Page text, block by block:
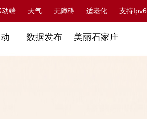
动端 天气 无障碍 适老化 支持Ipv6
数据发布 美丽石家庄